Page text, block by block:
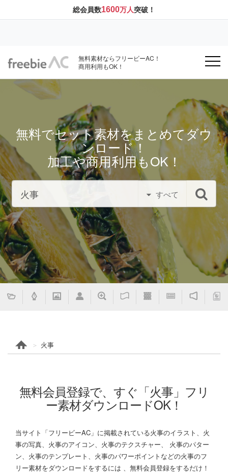
総会員数1600万人突破！
無料素材ならフリービーAC！
商用利用もOK！
無料でセット素材をまとめてダウ
ンロード！
加工や商用利用もOK！
すべて
火事
無料会員登録で、すぐ「火事」フリ
ー素材ダウンロードOK！
当サイト「フリービーAC」に掲載されている火事のイラスト、火
事の写真、火事のアイコン、火事のテクスチャー、 火事のパター
ン、火事のテンプレート、火事のパワーポイントなどの火事のフ
リー素材をダウンロードをするには 、無料会員登録をするだけ！